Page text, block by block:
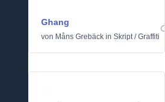
Ghang
von Måns Grebäck in Skript/Graffiti